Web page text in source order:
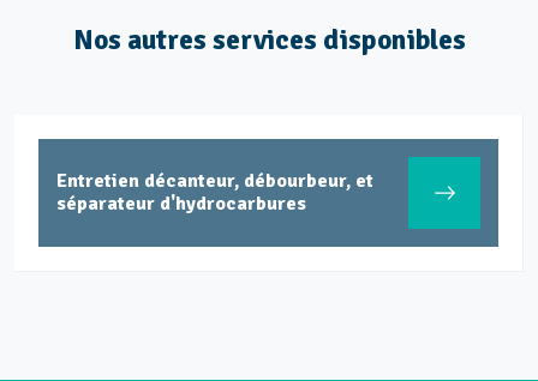
Nos autres services disponibles
Entretien décanteur, débourbeur, et
séparateur d'hydrocarbures